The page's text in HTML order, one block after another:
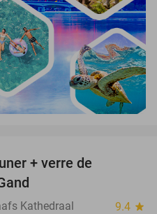
+ verre de
Kathedraal 9.4 star